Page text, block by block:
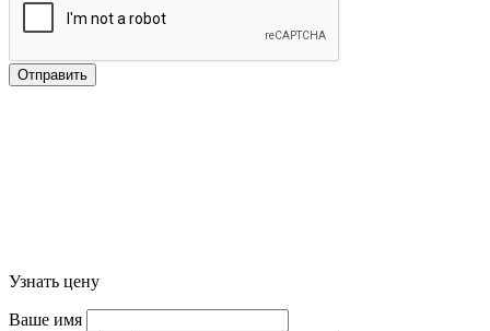
Отправить
Узнать цену
Ваше имя